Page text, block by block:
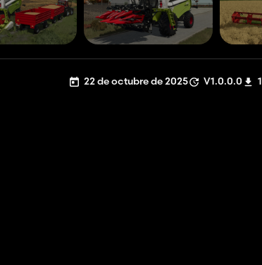
22 de octubre de 2025 V1.0.0.0